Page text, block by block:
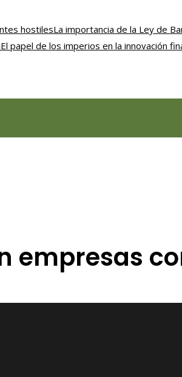
hostilesLa importancia de la Ley de
El papel de los imperios en la innovación
empresas